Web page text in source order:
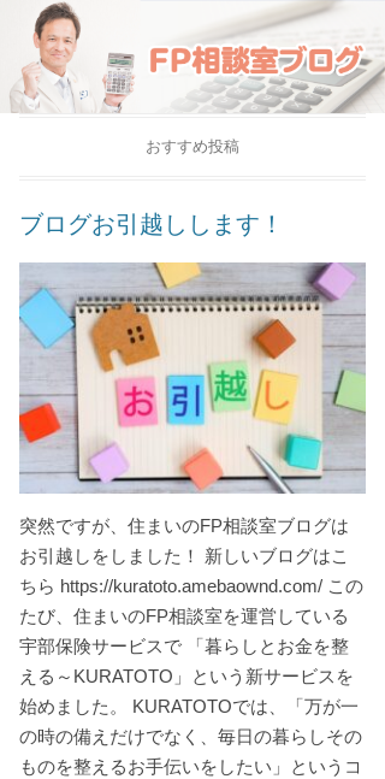
おすすめ投稿
ブログお引越しします！
突然ですが、住まいのFP相談室ブログは
お引越しをしました！ 新しいブログはこ
ちら https://kuratoto.amebaownd.com/ この
たび、住まいのFP相談室を運営している
宇部保険サービスで 「暮らしとお金を整
える～KURATOTO」という新サービスを
始めました。 KURATOTOでは、「万が一
の時の備えだけでなく、毎日の暮らしその
ものを整えるお手伝いをしたい」というコ